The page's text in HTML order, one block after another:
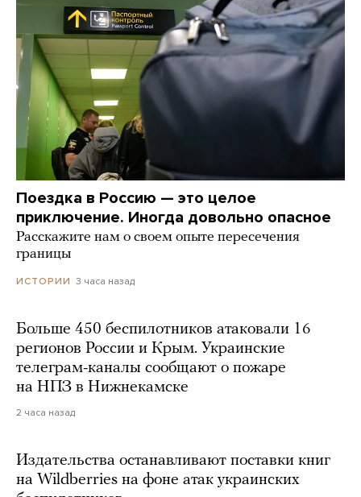
Поездка в Россию — это целое
приключение. Иногда довольно опасное
Расскажите нам о своем опыте пересечения
границы
ИСТОРИИ 3 часа назад
Больше 450 беспилотников атаковали 16
регионов России и Крым. Украинские
телеграм-каналы сообщают о пожаре
на НПЗ в Нижнекамске
2 часа назад
Издательства останавливают поставки книг
на Wildberries на фоне атак украинских